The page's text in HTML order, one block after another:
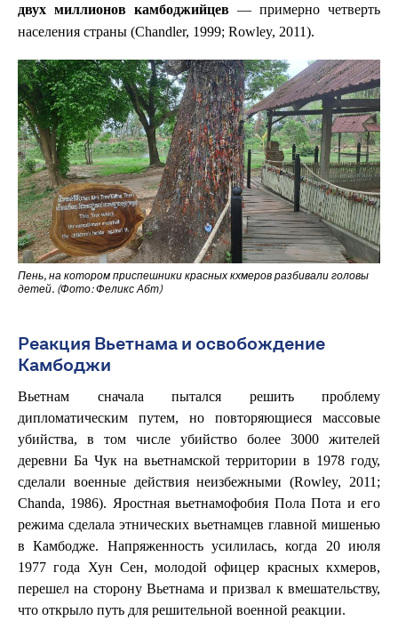
двух миллионов камбоджийцев — примерно четверть
населения страны (Chandler, 1999; Rowley, 2011).
Пень, на котором приспешники красных кхмеров разбивали головы
детей. (Фото: Феликс Абт)
Реакция Вьетнама и освобождение
Камбоджи
Вьетнам сначала пытался решить проблему
дипломатическим путем, но повторяющиеся массовые
убийства, в том числе убийство более 3000 жителей
деревни Ба Чук на вьетнамской территории в 1978 году,
сделали военные действия неизбежными (Rowley, 2011;
Chanda, 1986). Яростная вьетнамофобия Пола Пота и его
режима сделала этнических вьетнамцев главной мишенью
в Камбодже. Напряженность усилилась, когда 20 июля
1977 года Хун Сен, молодой офицер красных кхмеров,
перешел на сторону Вьетнама и призвал к вмешательству,
что открыло путь для решительной военной реакции.